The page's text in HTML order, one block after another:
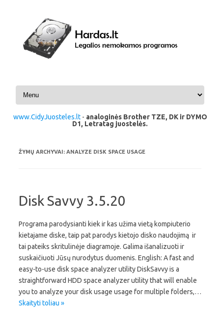
Pereiti prie turinio
www.CidyJuosteles.lt- analoginės Brother TZE, DK ir DYMO
D1, Letratag juostelės.
ŽYMŲ ARCHYVAI: ANALYZE DISK SPACE USAGE
Disk Savvy 3.5.20
Programa parodysianti kiek ir kas užima vietą kompiuterio
kietajame diske, taip pat parodys kietojo disko naudojimą ir
tai pateiks skritulinėje diagramoje. Galima išanalizuoti ir
suskaičiuoti Jūsų nurodytus duomenis. English: A fast and
easy-to-use disk space analyzer utility DiskSavvy is a
straightforward HDD space analyzer utility that will enable
you to analyze your disk usage usage for multiple folders,…
Skaityti toliau »